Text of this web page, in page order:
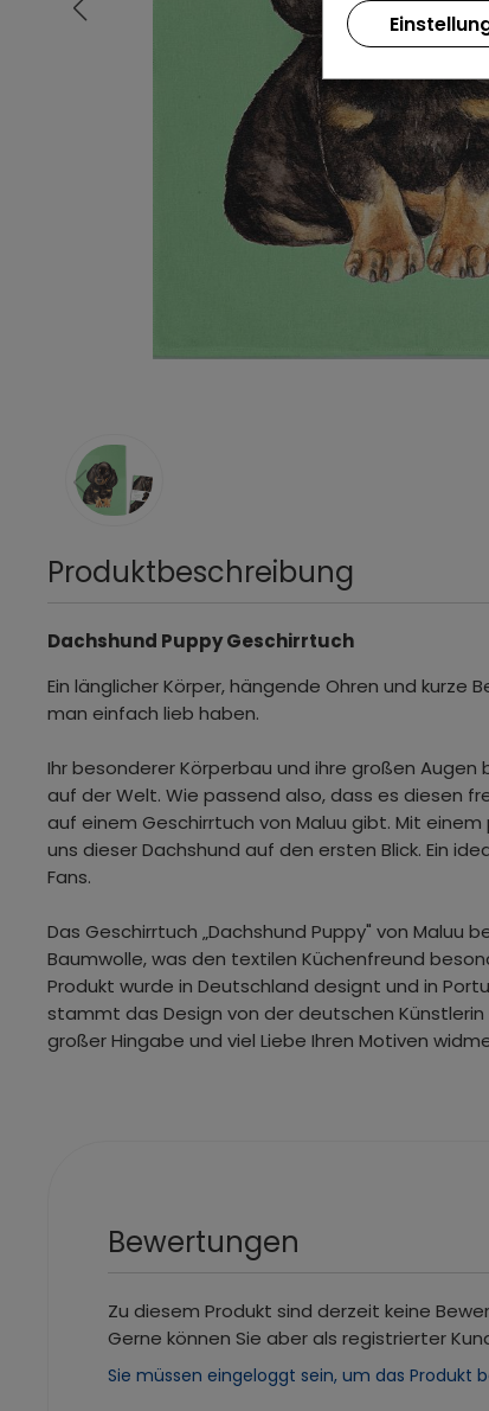
Produktbeschreibung
Dachshund Puppy Geschirrtuch
Ein länglicher Körper, hängende Ohren und kurze
man einfach lieb haben.
Ihr besonderer Körperbau und ihre großen
auf der Welt. Wie passend also, dass es diesen
auf einem Geschirrtuch von Maluu gibt. Mit
uns dieser Dachshund auf den ersten Blick. Ein
Fans.
Das Geschirrtuch „Dachshund Puppy" von Maluu
Baumwolle, was den textilen Küchenfreund
Produkt wurde in Deutschland designt und in
stammt das Design von der deutschen
großer Hingabe und viel Liebe Ihren Motiven
Bewertungen
Zu diesem Produkt sind derzeit keine
Gerne können Sie aber als registrierter
Sie müssen eingeloggt sein, um das Produkt